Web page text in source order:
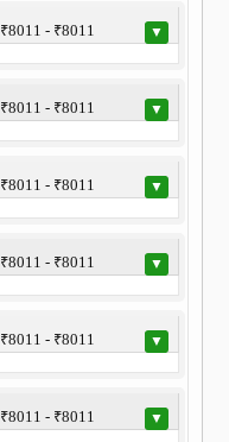
₹8011 - ₹8011 ▼
₹8011 - ₹8011 ▼
₹8011 - ₹8011 ▼
₹8011 - ₹8011 ▼
₹8011 - ₹8011 ▼
₹8011 - ₹8011 ▼